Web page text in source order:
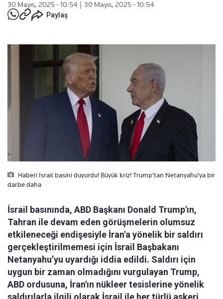
30 Mayıs, 2025 - 10:54
30 Mayıs, 2025 - 10:54
Paylaş
Haberi Israil basini duyurdu! Büyük kriz! Trump'tan Netanyahu'ya bir
darbe daha
İsrail basınında, ABD Başkanı Donald Trump'ın,
Tahran ile devam eden görüşmelerin olumsuz
etkileneceği endişesiyle İran'a yönelik bir saldırı
gerçekleştirilmemesi için İsrail Başbakanı
Netanyahu’yu uyardığı iddia edildi. Saldırı için
uygun bir zaman olmadığını vurgulayan Trump,
ABD ordusuna, İran'ın nükleer tesislerine yönelik
saldırılarla ilgili olarak İsrail ile her türlü askeri